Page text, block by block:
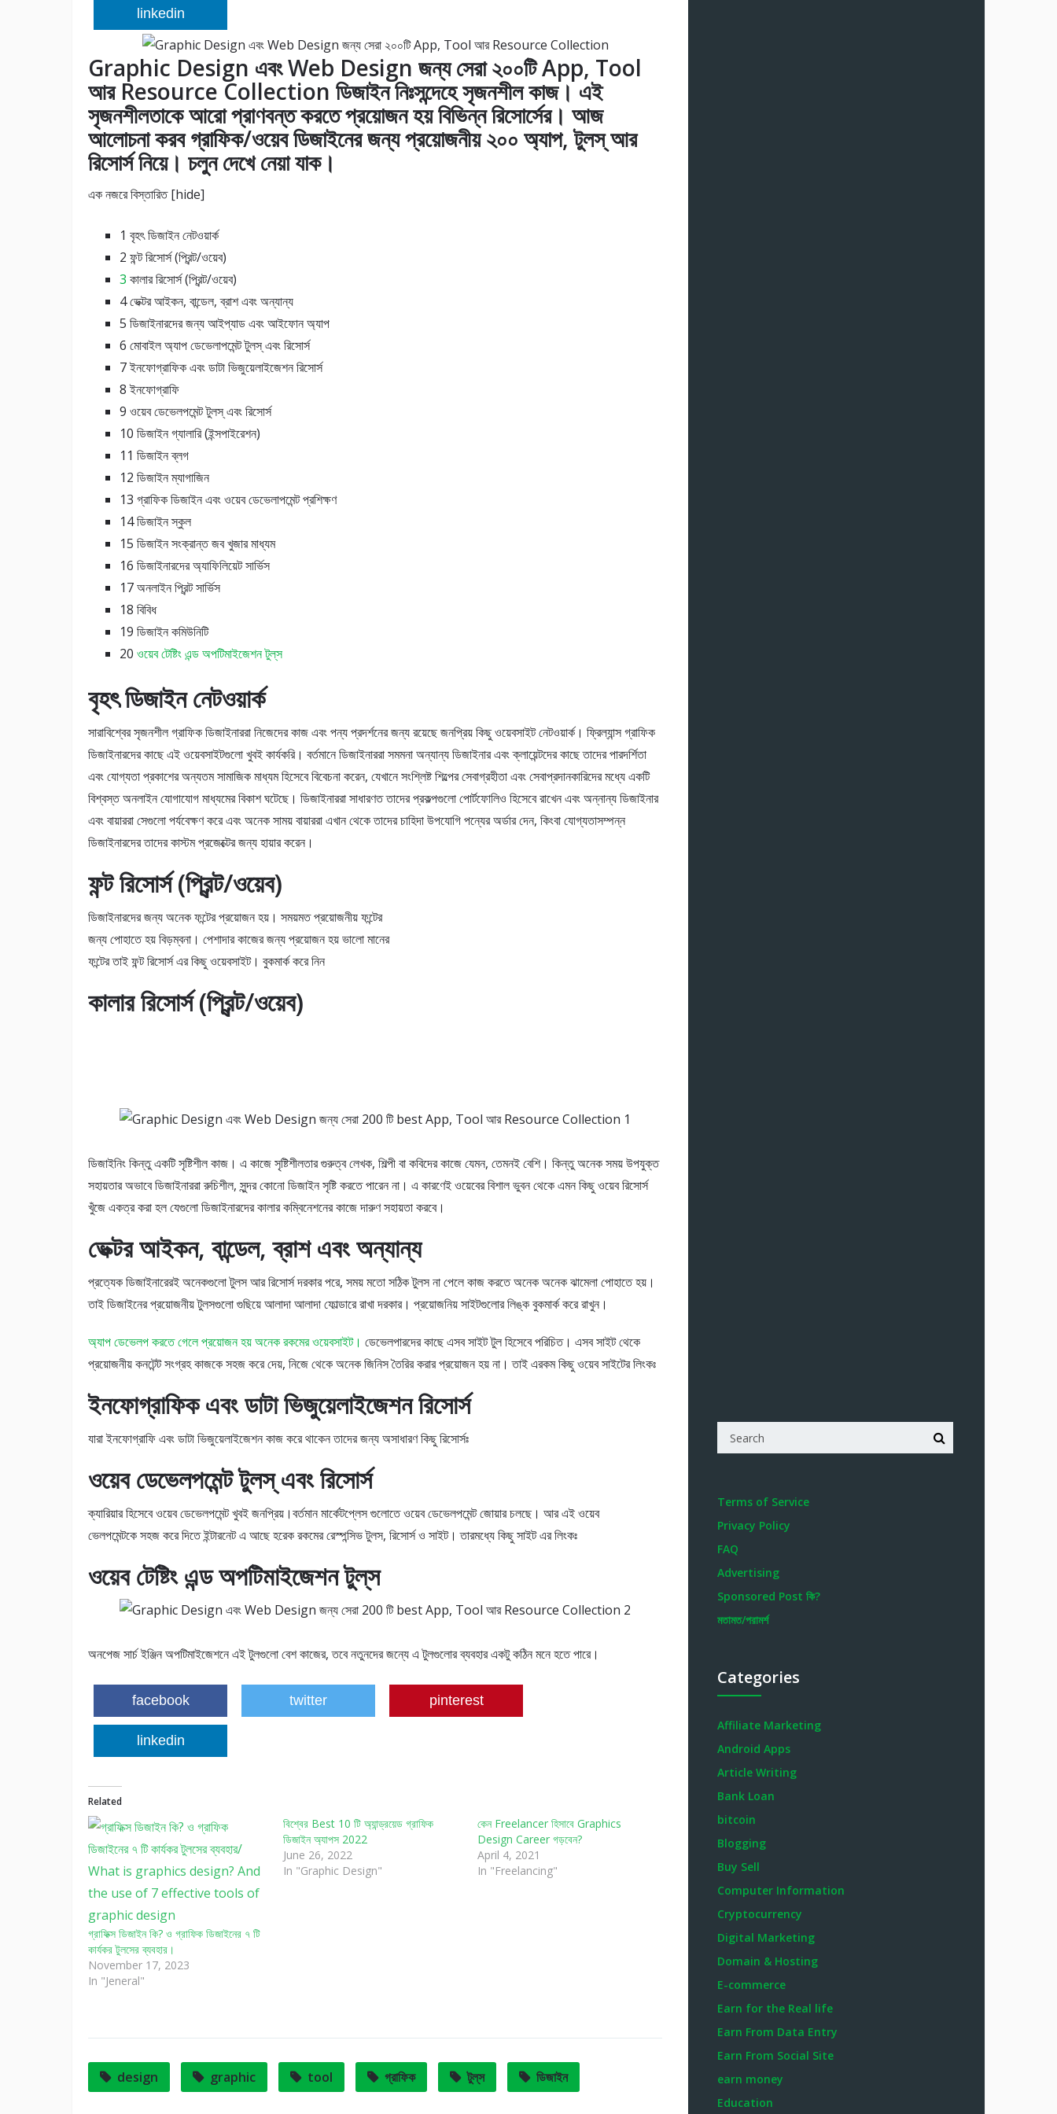
linkedin
Graphic Design এবং Web Design জন্য সেরা ২০০টি App, Tool
আর Resource Collection ডিজাইন নিঃসন্দেহে সৃজনশীল কাজ। এই
সৃজনশীলতাকে আরো প্রাণবন্ত করতে প্রয়োজন হয় বিভিন্ন রিসোর্সের। আজ
আলোচনা করব গ্রাফিক/ওয়েব ডিজাইনের জন্য প্রয়োজনীয় ২০০ অ্যাপ, টুলস্‌ আর
রিসোর্স নিয়ে। চলুন দেখে নেয়া যাক।
এক নজরে বিস্তারিত [hide]
1 বৃহৎ ডিজাইন নেটওয়ার্ক
2 ফন্ট রিসোর্স (প্রিন্ট/ওয়েব)
3 কালার রিসোর্স (প্রিন্ট/ওয়েব)
4 ভেক্টর আইকন, বান্ডেল, ব্রাশ এবং অন্যান্য
5 ডিজাইনারদের জন্য আইপ্যাড এবং আইফোন অ্যাপ
6 মোবাইল অ্যাপ ডেভেলাপমেন্ট টুলস্‌ এবং রিসোর্স
7 ইনফোগ্রাফিক এবং ডাটা ভিজুয়েলাইজেশন রিসোর্স
8 ইনফোগ্রাফি
9 ওয়েব ডেভেলপমেন্ট টুলস্‌ এবং রিসোর্স
10 ডিজাইন গ্যালারি (ইন্সপাইরেশন)
11 ডিজাইন ব্লগ
12 ডিজাইন ম্যাগাজিন
13 গ্রাফিক ডিজাইন এবং ওয়েব ডেভেলাপমেন্ট প্রশিক্ষণ
14 ডিজাইন স্কুল
15 ডিজাইন সংক্রান্ত জব খুজার মাধ্যম
16 ডিজাইনারদের অ্যাফিলিয়েট সার্ভিস
17 অনলাইন প্রিন্ট সার্ভিস
18 বিবিধ
19 ডিজাইন কমিউনিটি
20 ওয়েব টেষ্টিং এন্ড অপটিমাইজেশন টুল্‌স
বৃহৎ ডিজাইন নেটওয়ার্ক
সারাবিশ্বের সৃজনশীল গ্রাফিক ডিজাইনাররা নিজেদের কাজ এবং পন্য প্রদর্শনের জন্য রয়েছে জনপ্রিয় কিছু ওয়েবসাইট নেটওয়ার্ক। ফ্রিল্যান্স গ্রাফিক
ডিজাইনারদের কাছে এই ওয়েবসাইটগুলো খুবই কার্যকরি। বর্তমানে ডিজাইনাররা সমমনা অন্যান্য ডিজাইনার এবং ক্লায়েন্টদের কাছে তাদের পারদর্শিতা
এবং যোগ্যতা প্রকাশের অন্যতম সামাজিক মাধ্যম হিসেবে বিবেচনা করেন, যেখানে সংশ্লিষ্ট শিল্পের সেবাগ্রহীতা এবং সেবাপ্রদানকারিদের মধ্যে একটি
বিশ্বস্ত অনলাইন যোগাযোগ মাধ্যমের বিকাশ ঘটেছে। ডিজাইনাররা সাধারণত তাদের প্রকল্পগুলো পোর্টফোলিও হিসেবে রাখেন এবং অন্নান্য ডিজাইনার
এবং বায়াররা সেগুলো পর্যবেক্ষণ করে এবং অনেক সাময় বায়াররা এখান থেকে তাদের চাহিদা উপযোগি পন্যের অর্ডার দেন, কিংবা যোগ্যতাসম্পন্ন
ডিজাইনারদের তাদের কাস্টম প্রজেক্টের জন্য হায়ার করেন।
ফন্ট রিসোর্স (প্রিন্ট/ওয়েব)
ডিজাইনারদের জন্য অনেক ফন্টের প্রয়োজন হয়। সময়মত প্রয়োজনীয় ফন্টের
জন্য পোহাতে হয় বিড়ম্বনা। পেশাদার কাজের জন্য প্রয়োজন হয় ভালো মানের
ফন্টের তাই ফন্ট রিসোর্স এর কিছু ওয়েবসাইট। বুকমার্ক করে নিন
কালার রিসোর্স (প্রিন্ট/ওয়েব)
ডিজাইনিং কিন্তু একটি সৃষ্টিশীল কাজ। এ কাজে সৃষ্টিশীলতার গুরুত্ব লেখক, শিল্পী বা কবিদের কাজে যেমন, তেমনই বেশি। কিন্তু অনেক সময় উপযুক্ত
সহায়তার অভাবে ডিজাইনাররা রুচিশীল, সুন্দর কোনো ডিজাইন সৃষ্টি করতে পারেন না। এ কারণেই ওয়েবের বিশাল ভুবন থেকে এমন কিছু ওয়েব রিসোর্স
খুঁজে একত্র করা হল যেগুলো ডিজাইনারদের কালার কম্বিনেশনের কাজে দারুণ সহায়তা করবে।
ভেক্টর আইকন, বান্ডেল, ব্রাশ এবং অন্যান্য
প্রত্যেক ডিজাইনারেরই অনেকগুলো টুলস আর রিসোর্স দরকার পরে, সময় মতো সঠিক টুলস না পেলে কাজ করতে অনেক অনেক ঝামেলা পোহাতে হয়।
তাই ডিজাইনের প্রয়োজনীয় টুলসগুলো গুছিয়ে আলাদা আলাদা ফোল্ডারে রাখা দরকার। প্রয়োজনিয় সাইটগুলোর লিঙ্ক বুকমার্ক করে রাখুন।
অ্যাপ ডেভেলপ করতে গেলে প্রয়োজন হয় অনেক রকমের ওয়েবসাইট। ডেভেলপারদের কাছে এসব সাইট টুল হিসেবে পরিচিত। এসব সাইট থেকে
প্রয়োজনীয় কনটেন্ট সংগ্রহ কাজকে সহজ করে দেয়, নিজে থেকে অনেক জিনিস তৈরির করার প্রয়োজন হয় না। তাই এরকম কিছু ওয়েব সাইটের লিংকঃ
ইনফোগ্রাফিক এবং ডাটা ভিজুয়েলাইজেশন রিসোর্স
যারা ইনফোগ্রাফি এবং ডাটা ভিজুয়েলাইজেশন কাজ করে থাকেন তাদের জন্য অসাধারণ কিছু রিসোর্সঃ
ওয়েব ডেভেলপমেন্ট টুলস্‌ এবং রিসোর্স
ক্যারিয়ার হিসেবে ওয়েব ডেভেলপমেন্ট খুবই জনপ্রিয়।বর্তমান মার্কেটপ্লেস গুলোতে ওয়েব ডেভেলপমেন্ট জোয়ার চলছে। আর এই ওয়েব
ভেলপমেন্টকে সহজ করে দিতে ইন্টারনেট এ আছে হরেক রকমের রেস্পন্সিভ টুলস, রিসোর্স ও সাইট। তারমধ্যে কিছু সাইট এর লিংকঃ
ওয়েব টেষ্টিং এন্ড অপটিমাইজেশন টুল্‌স
অনপেজ সার্চ ইঞ্জিন অপটিমাইজেশনে এই টুলগুলো বেশ কাজের, তবে নতুনদের জন্যে এ টুলগুলোর ব্যবহার একটু কঠিন মনে হতে পারে।
facebook twitter pinterest
linkedin
Related
গ্রাফিক্স ডিজাইন কি? ও গ্রাফিক ডিজাইনের ৭ টি
কার্যকর টুলসের ব্যবহার।
November 17, 2023
In "Jeneral"
বিশ্বের Best 10 টি অ্যান্ড্রয়েড গ্রাফিক
ডিজাইন অ্যাপস 2022
June 26, 2022
In "Graphic Design"
কেন Freelancer হিসাবে Graphics
Design Career গড়বেন?
April 4, 2021
In "Freelancing"
design graphic tool গ্রাফিক টুল্‌স ডিজাইন
Terms of Service
Privacy Policy
FAQ
Advertising
Sponsored Post কি?
মতামত/পরামর্শ
Categories
Affiliate Marketing
Android Apps
Article Writing
Bank Loan
bitcoin
Blogging
Buy Sell
Computer Information
Cryptocurrency
Digital Marketing
Domain & Hosting
E-commerce
Earn for the Real life
Earn From Data Entry
Earn From Social Site
earn money
Education